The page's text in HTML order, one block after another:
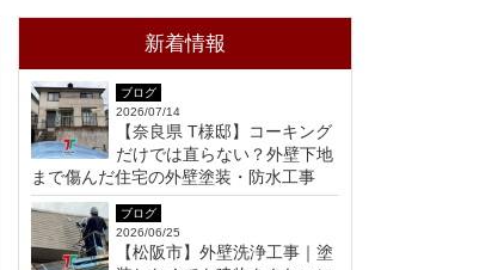
新着情報
ブログ
2026/07/14
【奈良県 T様邸】コーキング
だけでは直らない？外壁下地
まで傷んだ住宅の外壁塗装・防水工事
ブログ
2026/06/25
【松阪市】外壁洗浄工事｜塗